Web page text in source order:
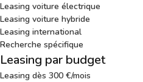
Leasing voiture électrique
Leasing voiture hybride
Leasing international
Recherche spécifique
Leasing par budget
Leasing dès 300 €/mois